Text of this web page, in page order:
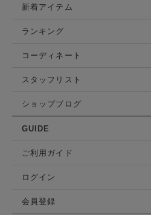
新着アイテム
ランキング
コーディネート
スタッフリスト
ショップブログ
GUIDE
ご利用ガイド
ログイン
会員登録